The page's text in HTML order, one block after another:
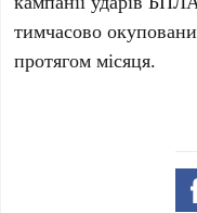
тимчасово
протягом місяця.